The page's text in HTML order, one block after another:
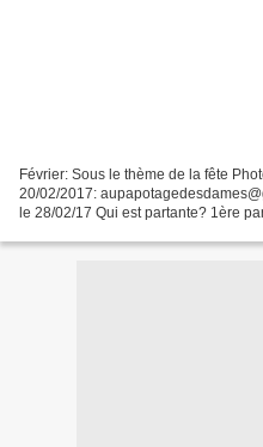
Février: Sous le thème de la fête
20/02/2017:
le 28/02/17 Qui est partante? 1ère